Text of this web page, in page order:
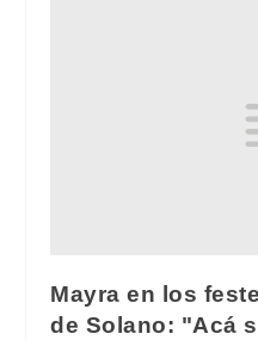
Mayra en los
de Solano: "Acá